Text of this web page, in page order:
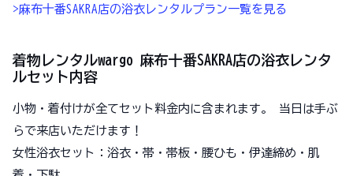
>麻布十番SAKRA店の浴衣レンタルプラン一覧を見る
着物レンタルwargo 麻布十番SAKRA店の浴衣レンタ
ルセット内容
小物・着付けが全てセット料金内に含まれます。 当日は手ぶ
らで来店いただけます！
女性浴衣セット：浴衣・帯・帯板・腰ひも・伊達締め・肌